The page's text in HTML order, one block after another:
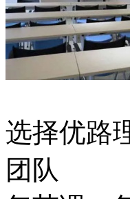
选择优路
团队